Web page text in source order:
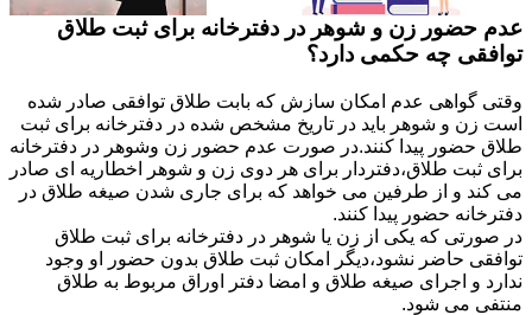
عدم حضور زن و شوهر در دفترخانه برای ثبت طلاق
توافقی چه حکمی دارد؟
وقتی گواهی عدم امکان سازش که بابت طلاق توافقی صادر شده
است زن و شوهر باید در تاریخ مشخص شده در دفترخانه برای ثبت
طلاق حضور پیدا کنند.در صورت عدم حضور زن وشوهر در دفترخانه
برای ثبت طلاق،دفتردار برای هر دوی زن و شوهر اخطاریه ای صادر
می کند و از طرفین می خواهد که برای جاری شدن صیغه طلاق در
دفترخانه حضور پیدا کنند.
در صورتی که یکی از زن یا شوهر در دفترخانه برای ثبت طلاق
توافقی حاضر نشود،دیگر امکان ثبت طلاق بدون حضور او وجود
ندارد و اجرای صیغه طلاق و امضا دفتر اوراق مربوط به طلاق
منتفی می شود.